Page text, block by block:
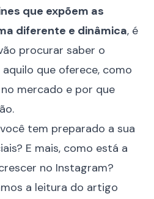
que expõem as
diferente e dinâmica, é
procurar saber o
que oferece, como
mercado e por que
tem preparado a sua
E mais, como está a
no Instagram?
a leitura do artigo